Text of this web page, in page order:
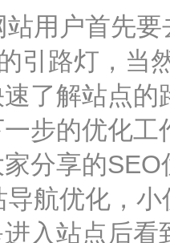
用户首先要
的引路灯，
了解站点
步的优化
分享的
航优化，小
入站点后